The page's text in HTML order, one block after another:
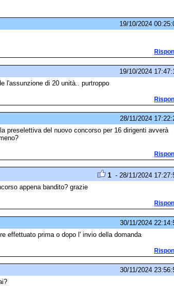
19/10/2024
19/10/2024
l'assunzione di 20 unità.. purtroppo
28/11/2024
preselettiva del nuovo concorso per 16 dirigenti avverà
1 - 28/11/2024
appena bandito? grazie
30/11/2024
effettuato prima o dopo l' invio della domanda
30/11/2024